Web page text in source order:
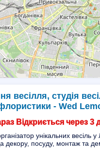
весілля, студія
- Wed
Відкриється через 3
унікальних весіль у
декору, посуду, монтаж та